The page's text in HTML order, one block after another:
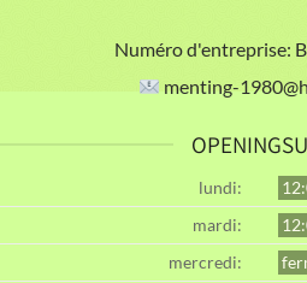
Numéro d'entreprise:
menting-
lundi:
mardi:
mercredi: